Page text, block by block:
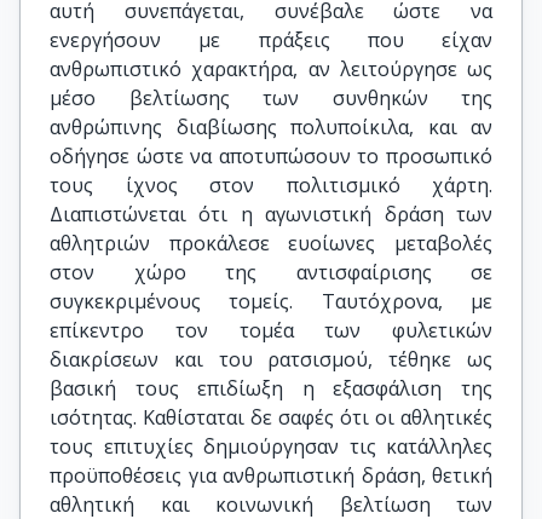
αυτή συνεπάγεται, συνέβαλε ώστε να
ενεργήσουν με πράξεις που είχαν
ανθρωπιστικό χαρακτήρα, αν λειτούργησε ως
μέσο βελτίωσης των συνθηκών της
ανθρώπινης διαβίωσης πολυποίκιλα, και αν
οδήγησε ώστε να αποτυπώσουν το προσωπικό
τους ίχνος στον πολιτισμικό χάρτη.
Διαπιστώνεται ότι η αγωνιστική δράση των
αθλητριών προκάλεσε ευοίωνες μεταβολές
στον χώρο της αντισφαίρισης σε
συγκεκριμένους τομείς. Ταυτόχρονα, με
επίκεντρο τον τομέα των φυλετικών
διακρίσεων και του ρατσισμού, τέθηκε ως
βασική τους επιδίωξη η εξασφάλιση της
ισότητας. Καθίσταται δε σαφές ότι οι αθλητικές
τους επιτυχίες δημιούργησαν τις κατάλληλες
προϋποθέσεις για ανθρωπιστική δράση, θετική
αθλητική και κοινωνική βελτίωση των